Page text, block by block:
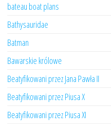
bateau boat plans
Bathysauridae
Batman
Bawarskie królowe
Beatyfikowani przez Jana Pawła II
Beatyfikowani przez Piusa X
Beatyfikowani przez Piusa XI